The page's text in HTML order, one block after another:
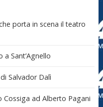
porta in scena il teatro
Sant’Agnello
Salvador Dalì
Cossiga ad Alberto Pagani